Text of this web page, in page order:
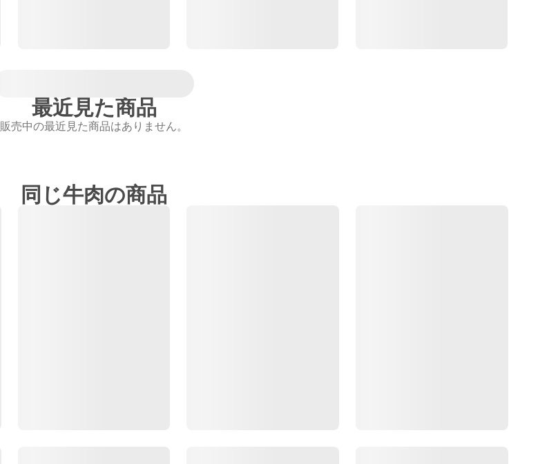
最近見た商品
販売中の最近見た商品はありません。
同じ牛肉の商品